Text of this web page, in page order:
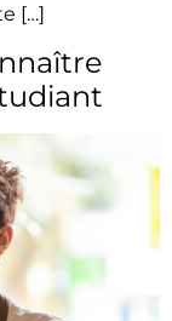
[…]